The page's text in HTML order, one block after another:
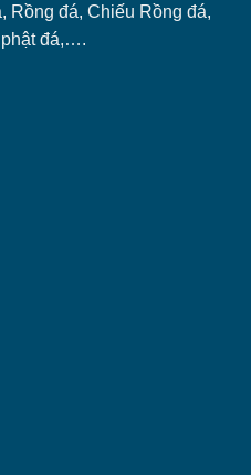
Rồng đá, Chiếu Rồng đá,
đá,….